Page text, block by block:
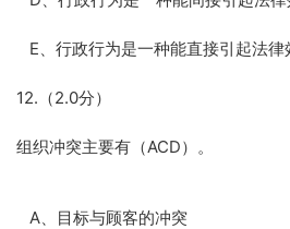
E、行政行为是一种能直接引起法律
12.（2.0分）
组织冲突主要有（ACD）。
A、目标与顾客的冲突